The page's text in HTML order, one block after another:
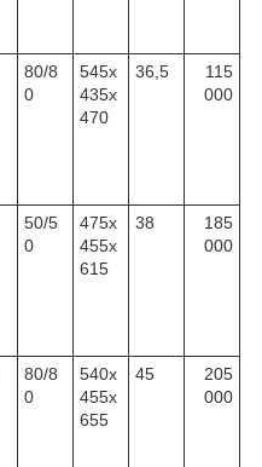
80/8
0
545х
435х
470
36,5
115
000
50/5
0
475х
455х
615
38
185
000
80/8
0
540х
455х
655
45
205
000